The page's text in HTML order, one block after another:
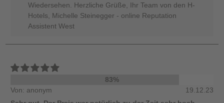
Wiedersehen. Herzliche Grüße, Ihr Team von den H-
Hotels, Michelle Steinegger - online Reputation
Assistent West
83%
Von: anonym
19.12.23